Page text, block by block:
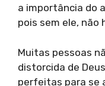
a importância do
pois sem ele, não
Muitas pessoas
distorcida de
perfeitas para se